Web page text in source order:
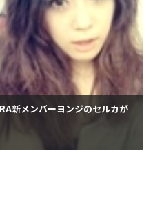
新メンバーヨンジのセルカが